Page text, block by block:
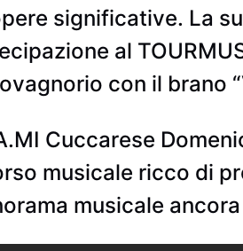
significative. La
al
con il brano
Cuccarese
musicale ricco di
musicale